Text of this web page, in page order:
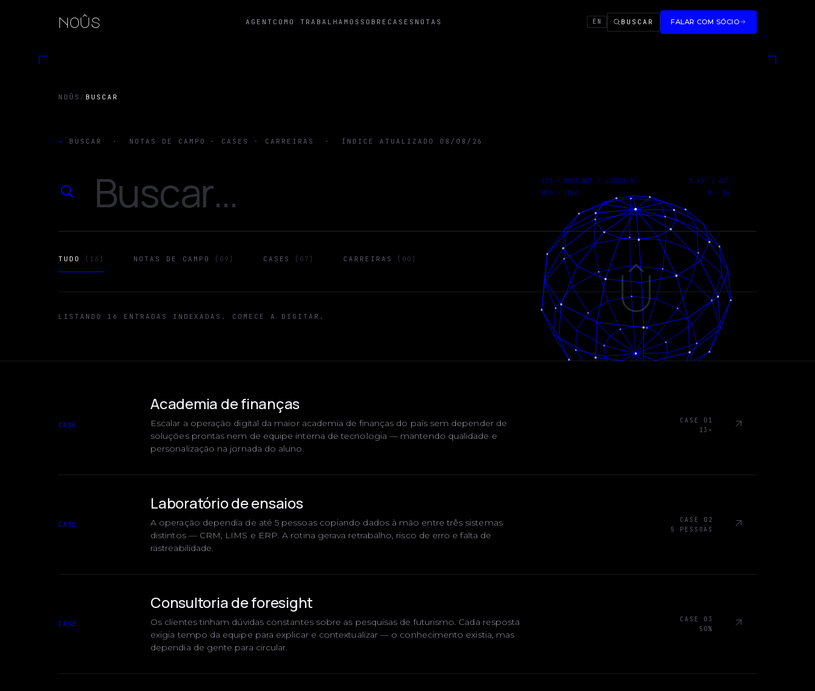
noûs AGENT COMO TRABALHAMOS SOBRE CASES NOTAS EN BUSCAR FALAR COM SÓCIO
NOÛS / BUSCAR
→ BUSCAR · NOTAS DE CAMPO · CASES · CARREIRAS · ÍNDICE ATUALIZADO 08/08/26
TUDO [ 16 ] NOTAS DE CAMPO [ 09 ] CASES [ 07 ] CARREIRAS [ 00 ]
LISTANDO 16 ENTRADAS INDEXADAS. COMECE A DIGITAR.
CASE
Academia de finanças
Escalar a operação digital da maior academia de finanças do país sem depender de
soluções prontas nem de equipe interna de tecnologia — mantendo qualidade e
personalização na jornada do aluno.
CASE 01
13×
CASE
Laboratório de ensaios
A operação dependia de até 5 pessoas copiando dados à mão entre três sistemas
distintos — CRM, LIMS e ERP. A rotina gerava retrabalho, risco de erro e falta de
rastreabilidade.
CASE 02
5 PESSOAS
CASE
Consultoria de foresight
Os clientes tinham dúvidas constantes sobre as pesquisas de futurismo. Cada resposta
exigia tempo da equipe para explicar e contextualizar — o conhecimento existia, mas
dependia de gente para circular.
CASE 03
50%